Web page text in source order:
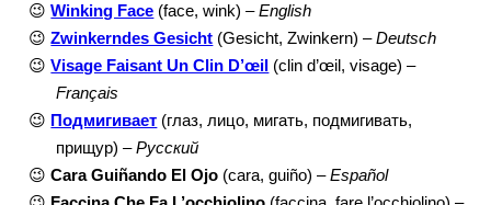
😉 Winking Face (face, wink) –English
😉 Zwinkerndes Gesicht (Gesicht, Zwinkern) –Deutsch
😉 Visage Faisant Un Clin D’œil (clin d’œil, visage) –
Français
😉 Подмигивает (глаз, лицо, мигать, подмигивать,
прищур) –Русский
😉 Cara Guiñando El Ojo (cara, guiño) –Español